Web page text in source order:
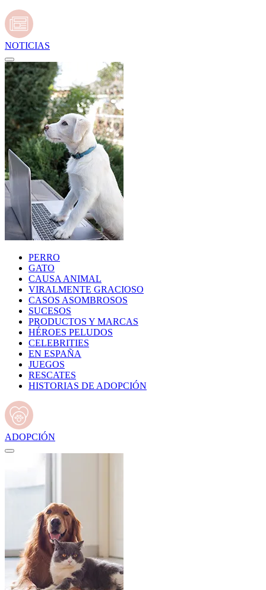
NOTICIAS
PERRO
GATO
CAUSA ANIMAL
VIRALMENTE GRACIOSO
CASOS ASOMBROSOS
SUCESOS
PRODUCTOS Y MARCAS
HÉROES PELUDOS
CELEBRITIES
EN ESPAÑA
JUEGOS
RESCATES
HISTORIAS DE ADOPCIÓN
ADOPCIÓN